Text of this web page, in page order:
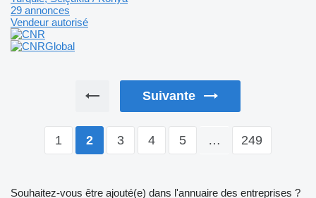
29 annonces
Vendeur autorisé
Suivante
1 2 3 4 5 … 249
Souhaitez-vous être ajouté(e) dans l'annuaire des entreprises ?